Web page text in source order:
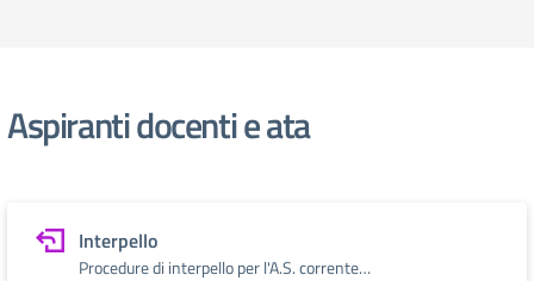
Aspiranti docenti e ata
Interpello
Procedure di interpello per l'A.S. corrente…